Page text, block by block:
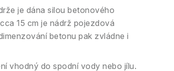
je dána silou betonového
15 cm je nádrž pojezdová
betonu pak zvládne i
vhodný do spodní vody nebo jílu.